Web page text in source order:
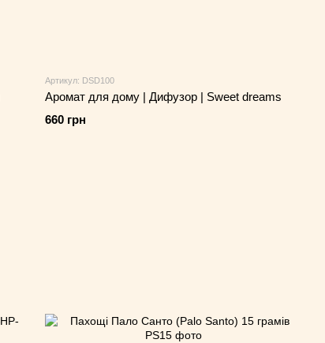
Артикул: DSD100
Аромат для дому | Дифузор | Sweet dreams
660 грн